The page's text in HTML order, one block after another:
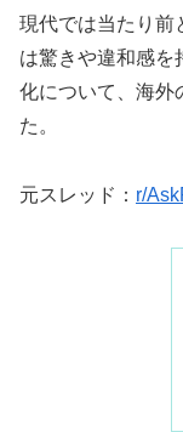
現代では当たり前
は驚きや違和感を
化について、海外
た。
元スレッド： r/